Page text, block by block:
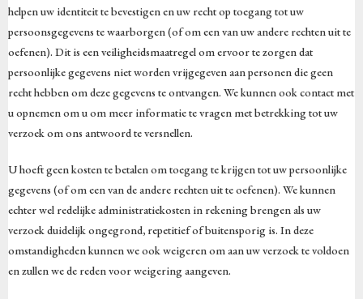
helpen uw identiteit te bevestigen en uw recht op toegang tot uw
persoonsgegevens te waarborgen (of om een van uw andere rechten uit te
oefenen). Dit is een veiligheidsmaatregel om ervoor te zorgen dat
persoonlijke gegevens niet worden vrijgegeven aan personen die geen
recht hebben om deze gegevens te ontvangen. We kunnen ook contact met
u opnemen om u om meer informatie te vragen met betrekking tot uw
verzoek om ons antwoord te versnellen.
U hoeft geen kosten te betalen om toegang te krijgen tot uw persoonlijke
gegevens (of om een van de andere rechten uit te oefenen). We kunnen
echter wel redelijke administratiekosten in rekening brengen als uw
verzoek duidelijk ongegrond, repetitief of buitensporig is. In deze
omstandigheden kunnen we ook weigeren om aan uw verzoek te voldoen
en zullen we de reden voor weigering aangeven.